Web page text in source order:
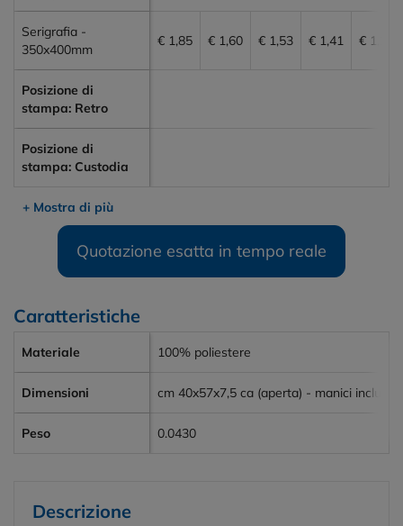
Serigrafia -
350x400mm
€ 1,85 € 1,60 € 1,53 € 1,41 € 1,29
Posizione di
stampa: Retro
Posizione di
stampa: Custodia
+ Mostra di più
Quotazione esatta in tempo reale
Caratteristiche
Materiale 100% poliestere
Dimensioni cm 40x57x7,5 ca (aperta) - manici inclusi
Peso 0.0430
Descrizione